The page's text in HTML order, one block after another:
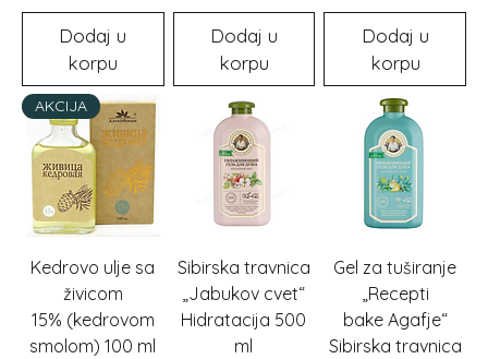
Dodaj u
korpu
Dodaj u
korpu
Dodaj u
korpu
AKCIJA
Kedrovo ulje sa
živicom
15% (kedrovom
smolom) 100 ml
Sibirska travnica
„Jabukov cvet“
Hidratacija 500
ml
Gel za tuširanje
„Recepti
bake Agafje“
Sibirska travnica